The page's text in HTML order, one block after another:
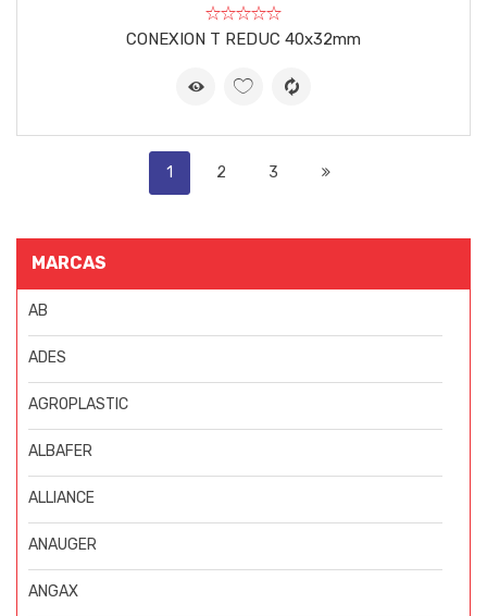
MARCAS
AB
ADES
AGROPLASTIC
ALBAFER
ALLIANCE
ANAUGER
ANGAX
CONEXION T REDUC 40x32mm
1 2 3